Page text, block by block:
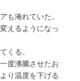
も淹れていた。
えるようになっ
くる。
度沸騰させたお
り温度を下げる